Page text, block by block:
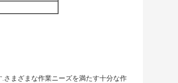
さまざまな作業ニーズを満たす十分な作